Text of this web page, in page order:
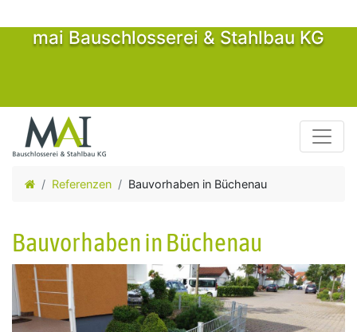
mai Bauschlosserei & Stahlbau KG
Referenzen Bauvorhaben in Büchenau
Bauvorhaben in Büchenau